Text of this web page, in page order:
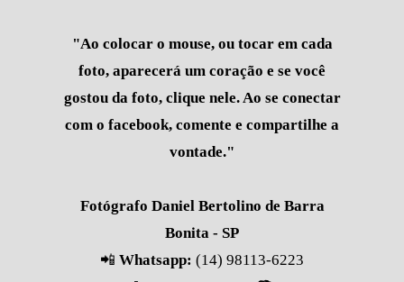
"Ao colocar o mouse, ou tocar em cada
foto, aparecerá um coração e se você
gostou da foto, clique nele. Ao se conectar
com o facebook, comente e compartilhe a
vontade."
Fotógrafo Daniel Bertolino de Barra
Bonita - SP
📲 Whatsapp: (14) 98113-6223